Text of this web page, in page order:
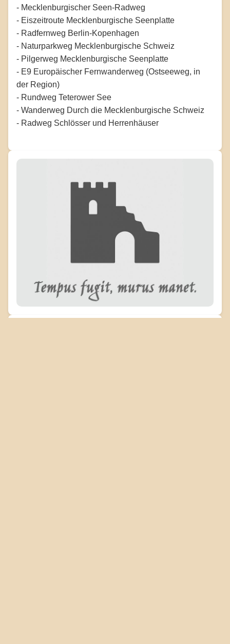
- Mecklenburgischer Seen-Radweg
- Eiszeitroute Mecklenburgische Seenplatte
- Radfernweg Berlin-Kopenhagen
- Naturparkweg Mecklenburgische Schweiz
- Pilgerweg Mecklenburgische Seenplatte
- E9 Europäischer Fernwanderweg (Ostseeweg, in
der Region)
- Rundweg Teterower See
- Wanderweg Durch die Mecklenburgische Schweiz
- Radweg Schlösser und Herrenhäuser